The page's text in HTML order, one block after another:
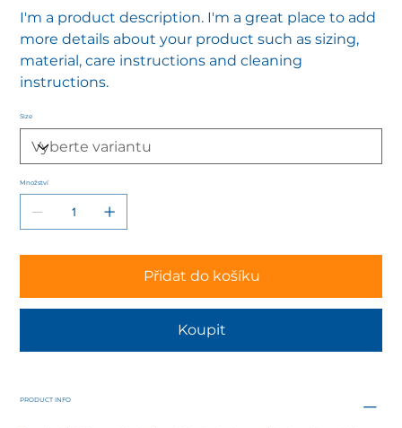
I'm a product description. I'm a great place to add
more details about your product such as sizing,
material, care instructions and cleaning
instructions.
Size
Množství
Přidat do košíku
Koupit
PRODUCT INFO